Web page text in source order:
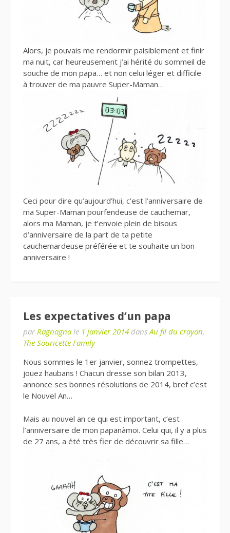
Alors, je pouvais me rendormir paisiblement et finir
ma nuit, car heureusement j’ai hérité du sommeil de
souche de mon papa… et non celui léger et difficile
à trouver de ma pauvre Super-Maman…
Ceci pour dire qu’aujourd’hui, c’est l’anniversaire de
ma Super-Maman pourfendeuse de cauchemar,
alors ma Maman, je t’envoie plein de bisous
d’anniversaire de la part de ta petite
cauchemardeuse préférée et te souhaite un bon
anniversaire !
Les expectatives d’un papa
par Ragnagna le 1 janvier 2014 dansAu fil du crayon,
The Souricette Family
Nous sommes le 1er janvier, sonnez trompettes,
jouez haubans ! Chacun dresse son bilan 2013,
annonce ses bonnes résolutions de 2014, bref c’est
le Nouvel An…
Mais au nouvel an ce qui est important, c’est
l’anniversaire de mon papanàmoi. Celui qui, il y a plus
de 27 ans, a été très fier de découvrir sa fille…